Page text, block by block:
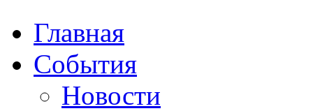
Главная
События
Новости